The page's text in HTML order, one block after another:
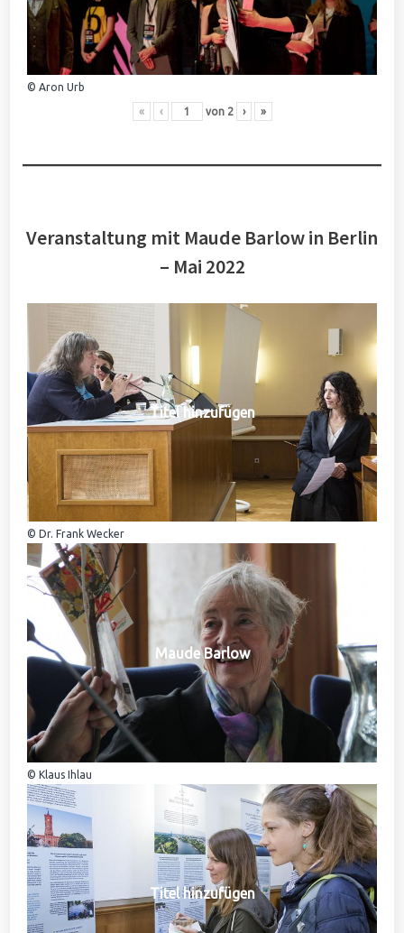
© Aron Urb
« ‹ von 2 › »
Veranstaltung mit Maude Barlow in Berlin
– Mai 2022
Titel hinzufügen
© Dr. Frank Wecker
Maude Barlow
© Klaus Ihlau
Titel hinzufügen